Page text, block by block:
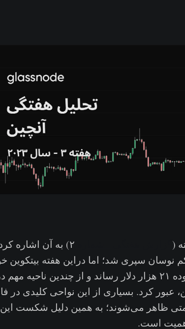
(
۲) به آن اشاره
کم نوسان سپری شد؛ اما دراین هفته بیتکوین
۱۷ هزار دلار به بالای محدوده ۲۱ هزار دلار رساند و از چندین
عبور کرد. بسیاری از این نواحی کلیدی در
ظاهر می‌شوند؛ به همین دلیل شکست
است.